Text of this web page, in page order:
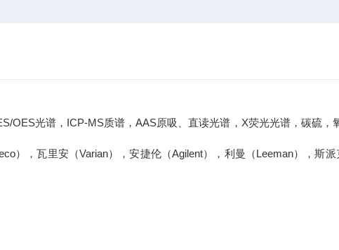
，ICP-MS质谱，AAS原吸、直读光谱，X荧光光谱，碳硫，
），瓦里安（Varian），安捷伦（Agilent），利曼（Leeman），斯派